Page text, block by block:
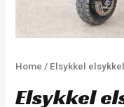
Home / Elsykkel
Elsykkel